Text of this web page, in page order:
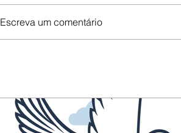
Escreva um comentário